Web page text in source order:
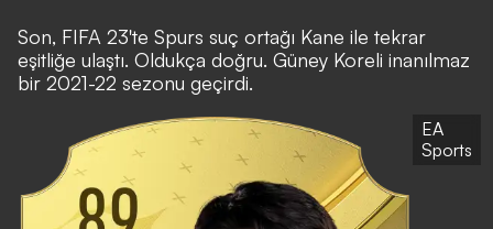
Son, FIFA 23'te Spurs suç ortağı Kane ile tekrar
eşitliğe ulaştı. Oldukça doğru. Güney Koreli inanılmaz
bir 2021-22 sezonu geçirdi.
EA
Sports